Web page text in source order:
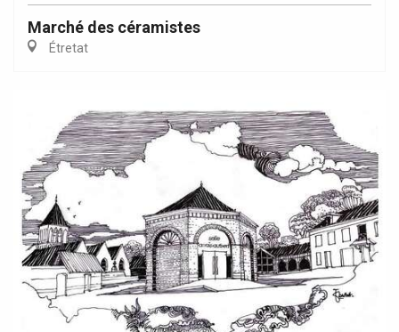
Marché des céramistes
Étretat